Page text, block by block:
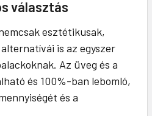
választás
esztétikusak,
is az egyszer
Az üveg és a
és 100%-ban lebomló,
és a